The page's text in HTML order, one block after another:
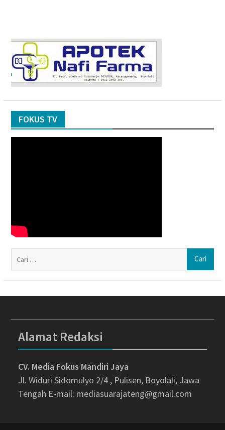
FOKUS TV
Alamat Redaksi
CV. Media Fokus Mandiri Jaya
Jl. Widuri Sidomulyo 2/4 , Pulisen, Boyolali, Jawa
Tengah E-mail: mediasuarajateng@gmail.com